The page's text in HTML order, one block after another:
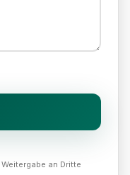
an Dritte